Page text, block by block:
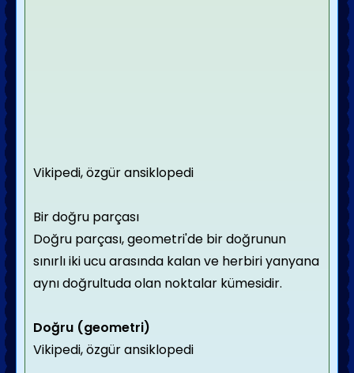
Vikipedi, özgür ansiklopedi
Bir doğru parçası
Doğru parçası, geometri'de bir doğrunun
sınırlı iki ucu arasında kalan ve herbiri yanyana
aynı doğrultuda olan noktalar kümesidir.
Doğru (geometri)
Vikipedi, özgür ansiklopedi